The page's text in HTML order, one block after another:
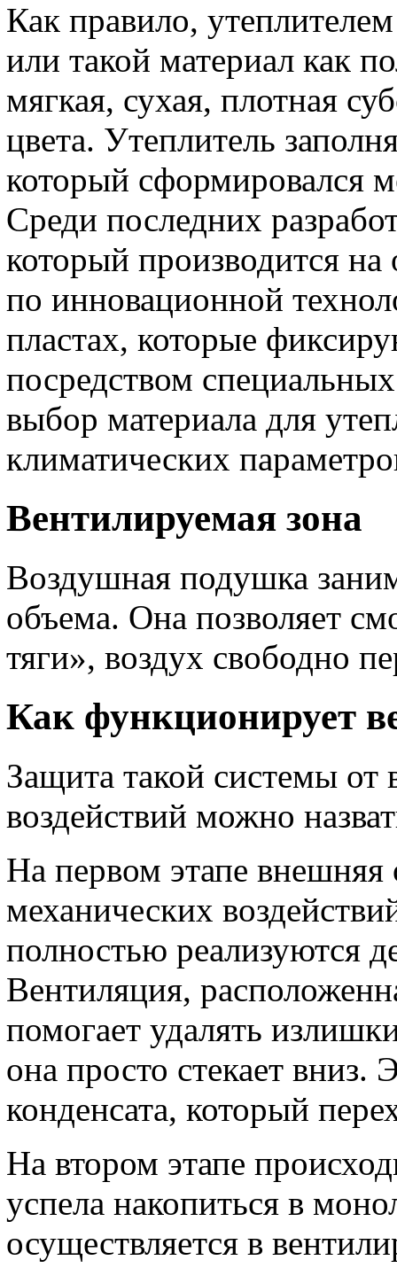
Как правило,
или такой материал как
мягкая, сухая, плотная
цвета. Утеплитель
который сформировался
Среди последних
который производится
по инновационной
пластах, которые
посредством
выбор материала для
климатических
Вентилируемая зона
Воздушная подушка
объема. Она позволяет
тяги», воздух свободно
Как функционирует
Защита такой системы
воздействий можно
На первом этапе внешняя
механических
полностью реализуются
Вентиляция,
помогает удалять
она просто стекает вниз.
конденсата, который
На втором этапе
успела накопиться в
осуществляется в